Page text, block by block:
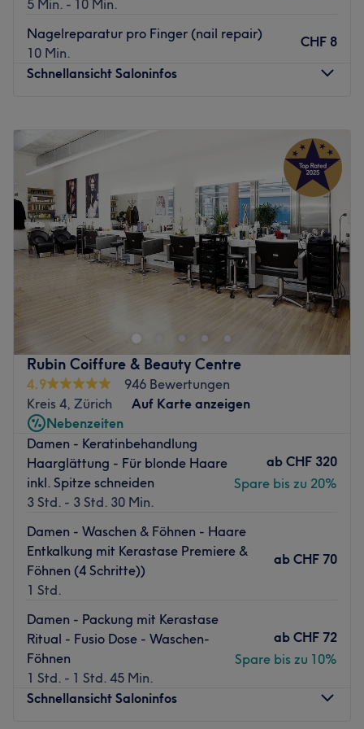
Das Team:
Tila ist ein absoluter Profi mit 14 Jahren Erfahrung, sie
kennt sich mit allem rund ums Haar aus und liebt es ihre
Was uns an dem Salon gefällt:
Atmosphäre: Modern, schick, mit Liebe zum Detail.
Produkte und Produktmarken: L'Oréal , Goldwell.
Expertise: Haarschnitte, Balayage.
Extras: Gratis Getränke und kleine Süssigkeiten.
Zurück zur Salonansicht
5 Min. - 10 Min.
Nagelreparatur pro Finger (nail repair)
10 Min.
CHF 8
Schnellansicht Saloninfos
Dienstag
19:30
Mittwoch
19:30
Donnerstag
08:30 –19:30
Freitag
08:30–19:30
Samstag
08:30–19:00
Sonntag
10:00–18:00
Der Salon Moon Nails&Beauty in Zürich im Kreis 4 bietet
seinen Kunden perfektionierte Manicure und Pedicure für
gepflegte Hände und Füsse an. Auch für ausgefallene
Designs und Nagelmodellagen bist du hier an der
richtigen Adresse.
Nächste öffentliche Verkehrsmittel
Die nächste Haltestelle für öffentliche Verkehrsmittel ist
der Albisriederplatz, der nur zwei Minuten zu Fuss
entfernt ist.
Das Team
Das Studio verfügt über ein Team engagierter Mitarbeiter
und sicherstellen, dass sie die bestmögliche Behandlung
erhalten. Hier wird neben Deutsch und Englisch auch
Vietnamesisch gesprochen.
Atmosphäre: Das Ambiente im Salon ist modern, chic und
luxuriös.
Expertise: Das Team hat sich auf Nageldesign
spezialisiert.
Extras: Das Studio super mit den Öffis zu erreichen. Zu
Rubin Coiffure & Beauty Centre
4.9
946 Bewertungen
Kreis 4, Zürich
Auf Karte anzeigen
Nebenzeiten
Damen - Keratinbehandlung
Haarglättung - Für blonde Haare
inkl. Spitze schneiden
3 Std. - 3 Std. 30 Min.
ab CHF 320
Spare bis zu 20%
Damen - Waschen & Föhnen - Haare
Entkalkung mit Kerastase Premiere &
Föhnen (4 Schritte))
1 Std.
ab CHF 70
Damen - Packung mit Kerastase
Ritual - Fusio Dose - Waschen-
Föhnen
1 Std. - 1 Std. 45 Min.
ab CHF 72
Spare bis zu 10%
Schnellansicht Saloninfos